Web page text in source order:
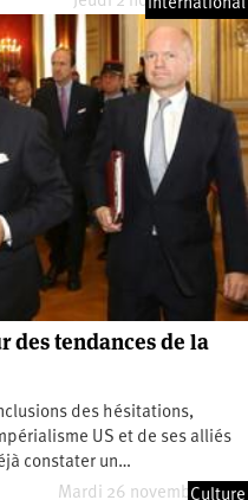
International
des tendances de la
des hésitations,
US et de ses alliés
constater un…
Mardi 26 novembre 2013
Culture